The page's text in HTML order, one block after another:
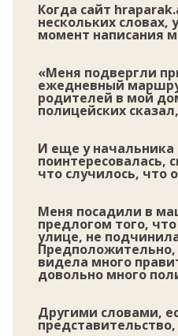
Когда сайт
нескольких словах,
момент написания
«Меня подвергли
ежедневный
родителей в мой
полицейских
И еще у
поинтересовалась,
что случилось, что
Меня посадили в
предлогом того,
улице, не
Предположительно,
видела много
довольно много
Другими словами,